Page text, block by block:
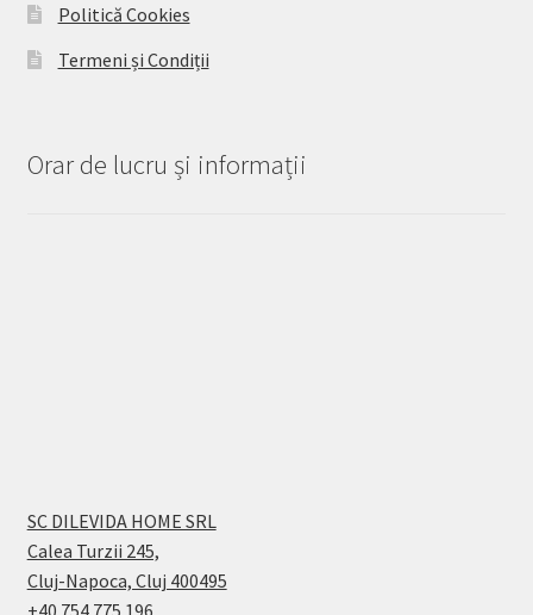
Politică Cookies
Termeni și Condiții
Orar de lucru și informații
SC DILEVIDA HOME SRL
Calea Turzii 245,
Cluj-Napoca, Cluj 400495